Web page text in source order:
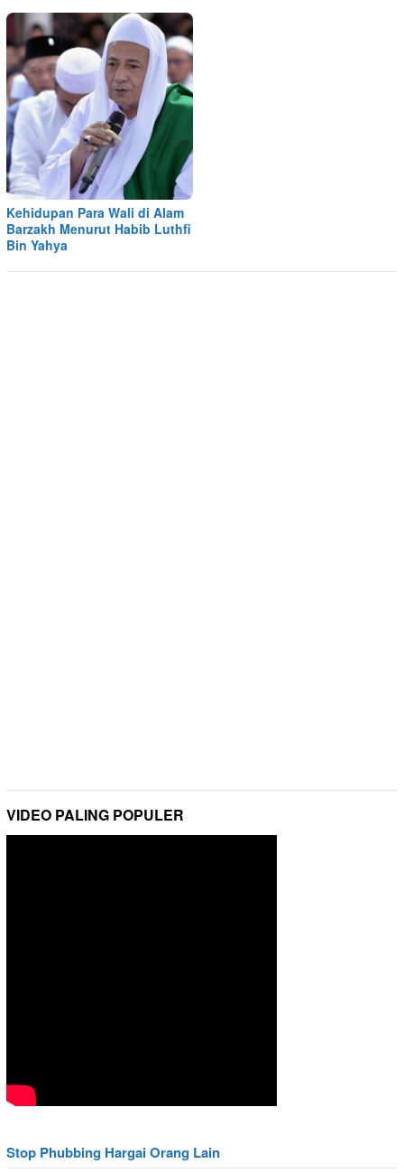
Kehidupan Para Wali di Alam
Barzakh Menurut Habib Luthfi
Bin Yahya
VIDEO PALING POPULER
Stop Phubbing Hargai Orang Lain